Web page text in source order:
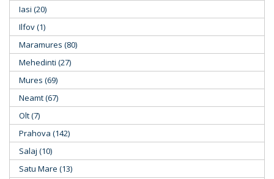
Iasi (20)
Ilfov (1)
Maramures (80)
Mehedinti (27)
Mures (69)
Neamt (67)
Olt (7)
Prahova (142)
Salaj (10)
Satu Mare (13)